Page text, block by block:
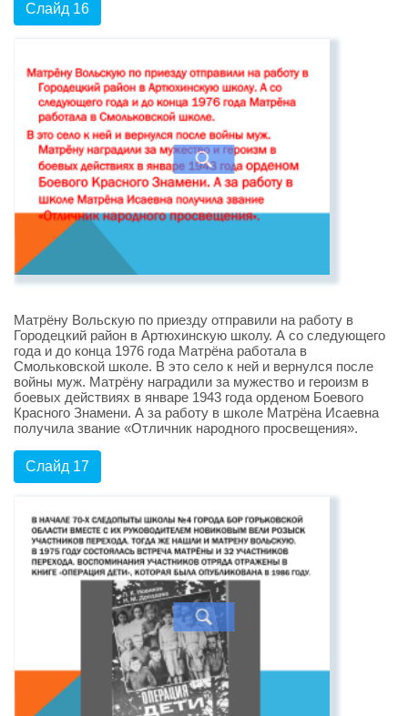
Слайд 16
Матрёну Вольскую по приезду отправили на работу в
Городецкий район в Артюхинскую школу. А со следующего
года и до конца 1976 года Матрёна работала в
Смольковской школе. В это село к ней и вернулся после
войны муж. Матрёну наградили за мужество и героизм в
боевых действиях в январе 1943 года орденом Боевого
Красного Знамени. А за работу в школе Матрёна Исаевна
получила звание «Отличник народного просвещения».
Слайд 17